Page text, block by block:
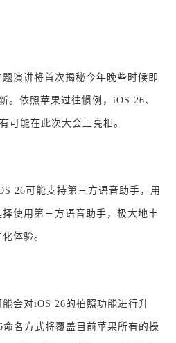
演讲将首次揭秘今年晚些时候即
。依照苹果过往惯例，iOS 26、
可能在此次大会上亮相。
26可能支持第三方语音助手，用
使用第三方语音助手，极大地丰
体验。
会对iOS 26的拍照功能进行升
名方式将覆盖目前苹果所有的操